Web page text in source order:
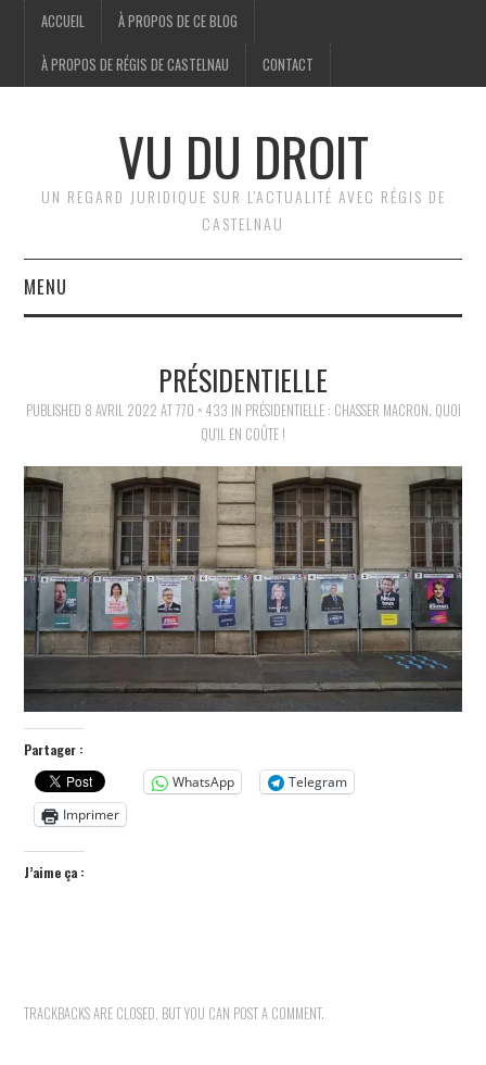
ACCUEIL À PROPOS DE CE BLOG
À PROPOS DE RÉGIS DE CASTELNAU CONTACT
VU DU DROIT
UN REGARD JURIDIQUE SUR L'ACTUALITÉ AVEC RÉGIS DE
CASTELNAU
MENU
POLITIQUE
HISTOIRE
CULTURE
PRÉSIDENTIELLE
PUBLISHED 8 AVRIL 2022 AT770 × 433 IN PRÉSIDENTIELLE : CHASSER MACRON. QUOI
QU’IL EN COÛTE !
Partager :
WhatsApp
Telegram
Imprimer
J’aime ça :
TRACKBACKS ARE CLOSED, BUT YOU CAN POST A COMMENT.